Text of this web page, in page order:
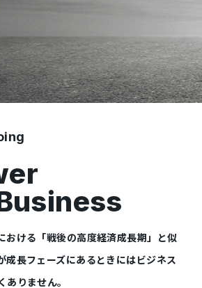
おける「戦後の高度経済成長期」と似
成長フェーズにあるときにはビジネス
ありません。